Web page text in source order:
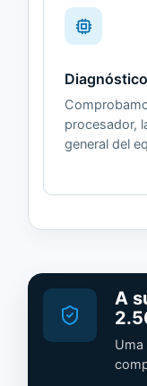
procesador,
general del
A
Uma